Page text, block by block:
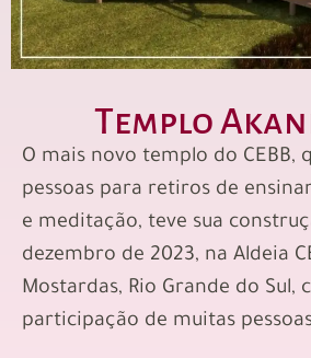
Templo
O mais novo templo do CEBB,
pessoas para retiros de
e meditação, teve sua
dezembro de 2023, na Aldeia
Mostardas, Rio Grande do Sul,
participação de muitas